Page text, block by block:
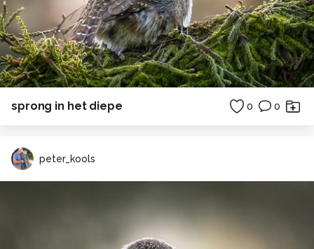
sprong in het diepe 0 0
peter_kools